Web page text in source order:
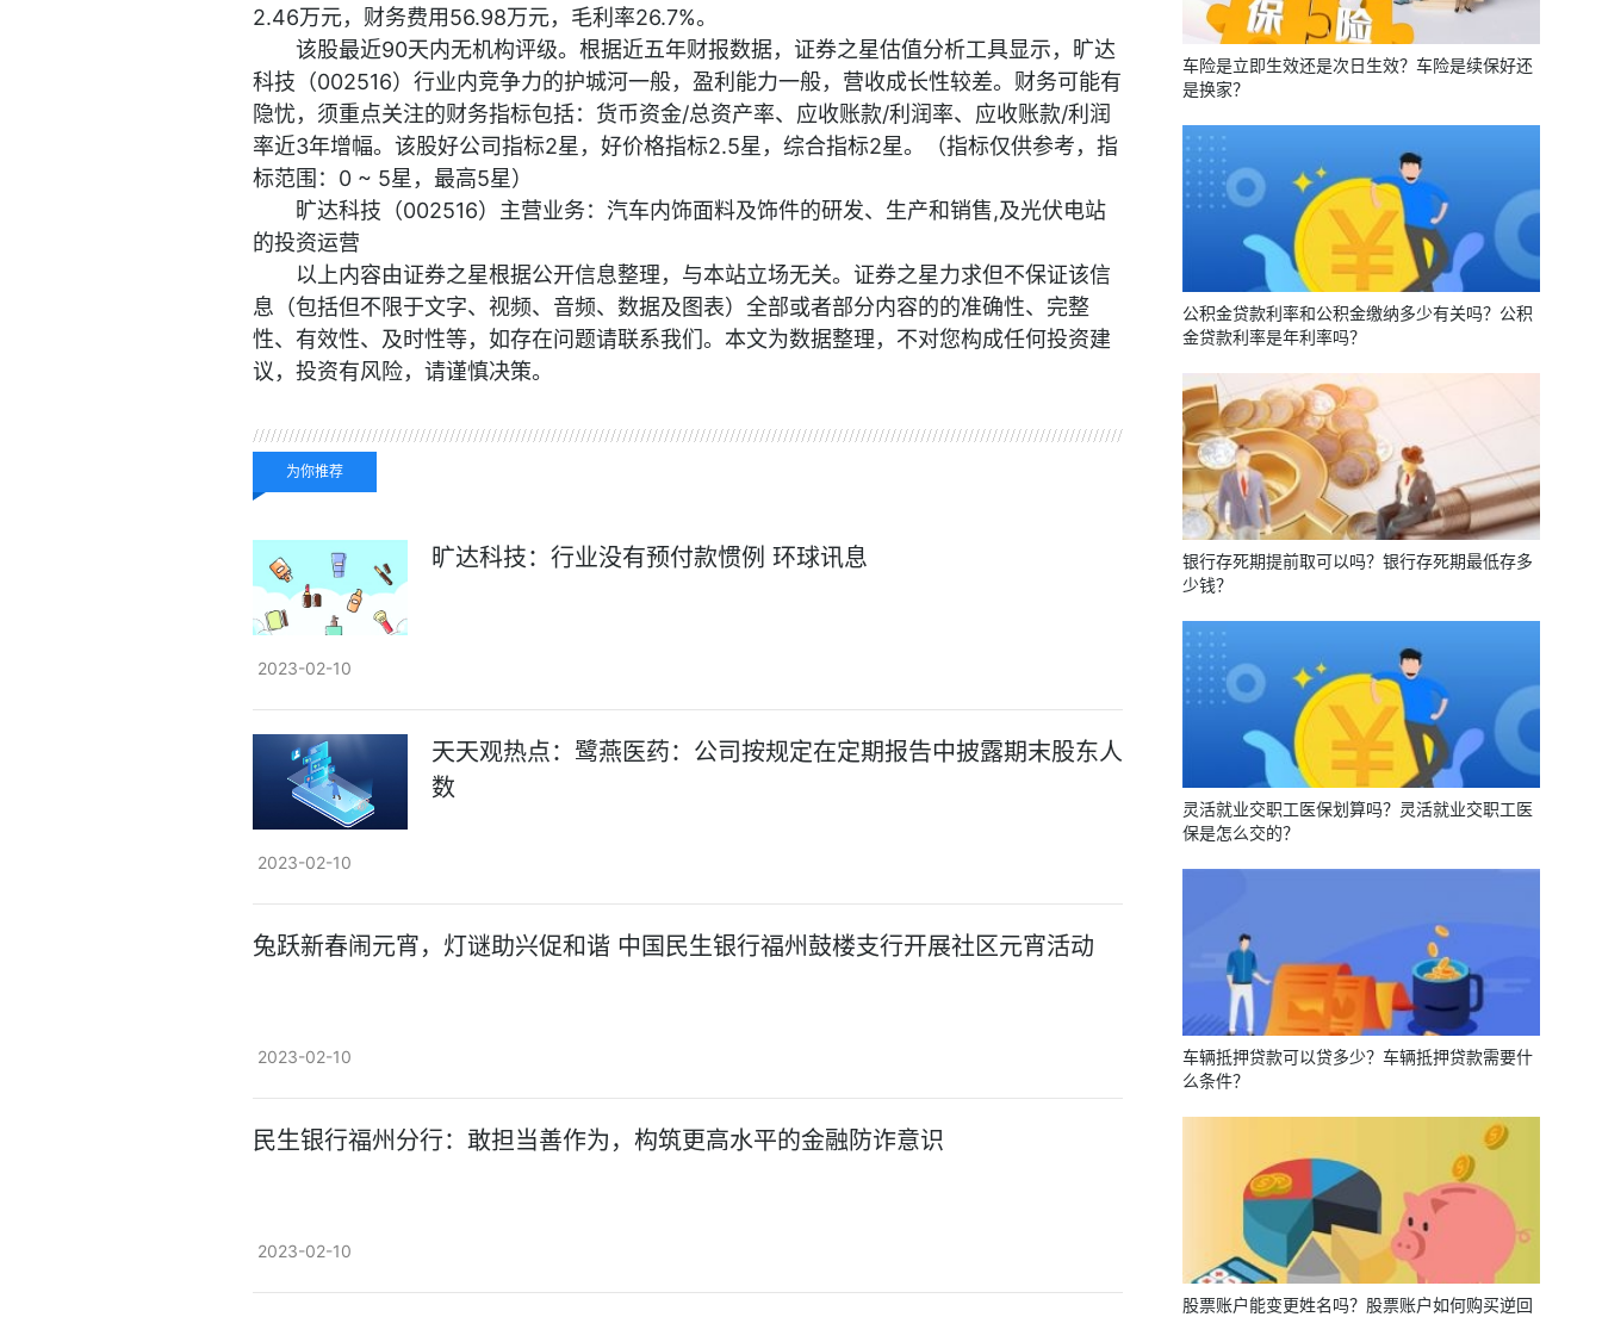
2.46万元，财务费用56.98万元，毛利率26.7%。
该股最近90天内无机构评级。根据近五年财报数据，证券之星估值分析工具显示，旷达
科技（002516）行业内竞争力的护城河一般，盈利能力一般，营收成长性较差。财务可能有
隐忧，须重点关注的财务指标包括：货币资金/总资产率、应收账款/利润率、应收账款/利润
率近3年增幅。该股好公司指标2星，好价格指标2.5星，综合指标2星。（指标仅供参考，指
标范围：0 ~ 5星，最高5星）
旷达科技（002516）主营业务：汽车内饰面料及饰件的研发、生产和销售,及光伏电站
的投资运营
以上内容由证券之星根据公开信息整理，与本站立场无关。证券之星力求但不保证该信
息（包括但不限于文字、视频、音频、数据及图表）全部或者部分内容的的准确性、完整
性、有效性、及时性等，如存在问题请联系我们。本文为数据整理，不对您构成任何投资建
议，投资有风险，请谨慎决策。
为你推荐
旷达科技：行业没有预付款惯例 环球讯息
2023-02-10
天天观热点：鹭燕医药：公司按规定在定期报告中披露期末股东人
数
2023-02-10
兔跃新春闹元宵，灯谜助兴促和谐 中国民生银行福州鼓楼支行开展社区元宵活动
2023-02-10
民生银行福州分行：敢担当善作为，构筑更高水平的金融防诈意识
2023-02-10
车险是立即生效还是次日生效？车险是续保好还
是换家？
公积金贷款利率和公积金缴纳多少有关吗？公积
金贷款利率是年利率吗？
银行存死期提前取可以吗？银行存死期最低存多
少钱？
灵活就业交职工医保划算吗？灵活就业交职工医
保是怎么交的？
车辆抵押贷款可以贷多少？车辆抵押贷款需要什
么条件？
股票账户能变更姓名吗？股票账户如何购买逆回